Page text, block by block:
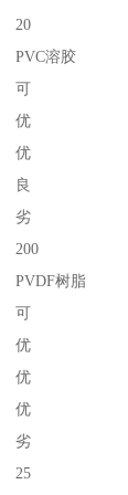
20
PVC溶胶
可
优
优
良
劣
200
PVDF树脂
可
优
优
优
劣
25